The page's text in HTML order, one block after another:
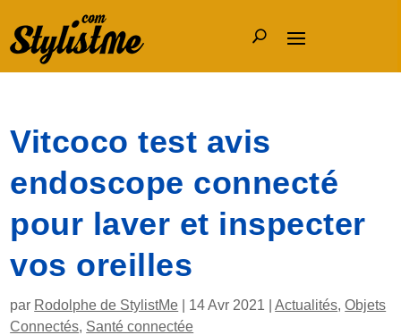
Vitcoco test avis
endoscope connecté
pour laver et inspecter
vos oreilles
par Rodolphe de StylistMe 14 Avr 2021 |Actualités,Objets
Connectés, Santé connectée